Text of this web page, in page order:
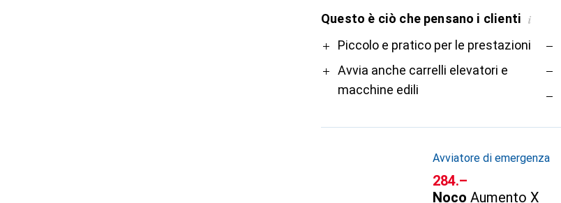
Questo è ciò che pensano i clienti i
ProPiccolo e pratico per le prestazioni
Avvia anche carrelli elevatori e
macchine edili
Contro
Avviatore di emergenza
CHF
284.–
Noco Aumento X